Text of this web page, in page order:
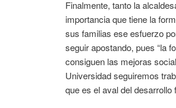
Finalmente, tanto la
importancia que tiene la
sus familias ese esfuerzo
seguir apostando, pues “la
consiguen las mejoras
Universidad seguiremos
que es el aval del desarrollo